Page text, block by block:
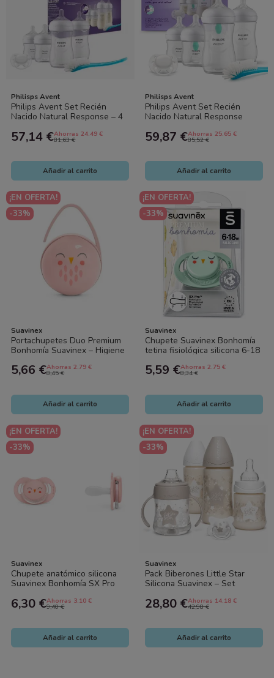
Philisps Avent
Philips Avent Set Recién
Nacido Natural Response – 4
ml)...
57,14 €Ahorras 24.49 €
81,63 €
Añadir al carrito
Philisps Avent
Philips Avent Set Recién
Nacido Natural Response
ml +...
59,87 €Ahorras 25.65 €
85,52 €
Añadir al carrito
¡EN OFERTA!
-33%
Suavinex
Portachupetes Duo Premium
Bonhomía Suavinex – Higiene
5,66 €Ahorras 2.79 €
8,45 €
Añadir al carrito
¡EN OFERTA!
-33%
Suavinex
Chupete Suavinex Bonhomía
tetina fisiológica silicona 6-18
bebé...
5,59 €Ahorras 2.75 €
8,34 €
Añadir al carrito
¡EN OFERTA!
-33%
Suavinex
Chupete anatómico silicona
Suavinex Bonhomía SX Pro
respetuoso...
6,30 €Ahorras 3.10 €
9,40 €
Añadir al carrito
¡EN OFERTA!
-33%
Suavinex
Pack Biberones Little Star
Silicona Suavinex – Set
Bebé
28,80 €Ahorras 14.18 €
42,98 €
Añadir al carrito